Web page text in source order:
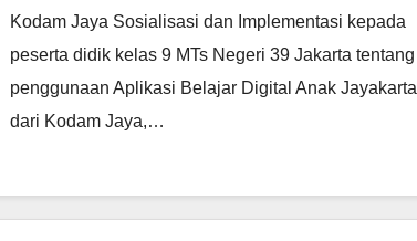
Kodam Jaya Sosialisasi dan Implementasi kepada
peserta didik kelas 9 MTs Negeri 39 Jakarta tentang
penggunaan Aplikasi Belajar Digital Anak Jayakarta
dari Kodam Jaya,…